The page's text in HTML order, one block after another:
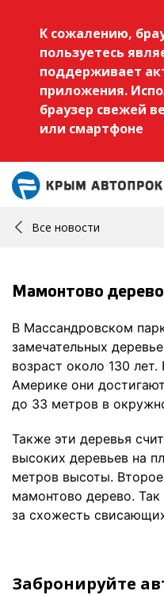
К сожалению,
пользуетесь
поддерживает
приложения.
браузер свежей
или смартфоне
Все новости
Мамонтово дерево
В Массандровском
замечательных
возраст около 130
Америке они
до 33 метров в
Также эти деревья
высоких деревьев на
метров высоты.
мамонтово дерево.
за схожесть
Забронируйте